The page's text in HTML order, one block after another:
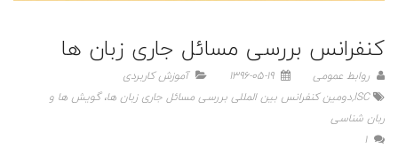
کنفرانس بررسی مسائل جاری زبان ها
روابط عمومی 1396-05-19
آموزش کاربردی
ISC
,دومین کنفرانس بین المللی بررسی مسائل جاری زبان ها، گویش ها و
زبان شناسی
1